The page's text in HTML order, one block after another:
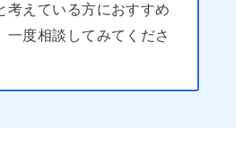
考えている方におすすめ
一度相談してみてくださ